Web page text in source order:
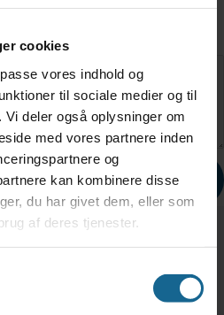
cookies
vores indhold og
til sociale medier og til
deler også oplysninger om
med vores partnere inden
og
kan kombinere disse
du har givet dem, eller som
af deres tjenester.
BOOK
Kunst- & Kulturcenter